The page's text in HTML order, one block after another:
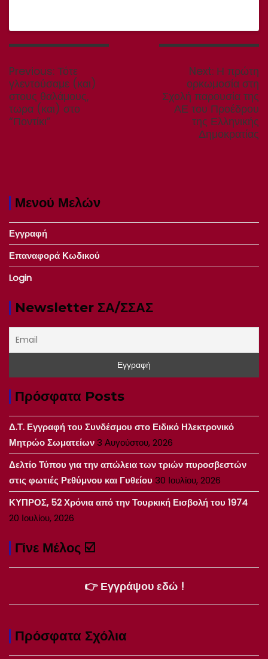
Πλοήγηση
Previous: Previous
post:
Τότε
γλεντούσαμε (και)
στους θαλάμους,
τωρα (και) στο
“Ποντίκι”
Next: Next
post:
Η πρώτη
ορκωμοσία στη
Σχολή παρουσία της
ΑΕ του Προέδρου
της Ελληνικής
Δημοκρατίας
Μενού Μελών
Εγγραφή
Επαναφορά Κωδικού
Login
Newsletter ΣΑ/ΣΣΑΣ
Πρόσφατα Posts
Δ.Τ. Εγγραφή του Συνδέσμου στο Ειδικό Ηλεκτρονικό
Μητρώο Σωματείων3 Αυγούστου, 2026
Δελτίο Τύπου για την απώλεια των τριών πυροσβεστών
στις φωτιές Ρεθύμνου και Γυθείου 30 Ιουλίου, 2026
ΚΥΠΡΟΣ, 52 Χρόνια από την Τουρκική Εισβολή του 1974
20 Ιουλίου, 2026
Γίνε Μέλος ☑️
👉 Εγγράψου εδώ !
Πρόσφατα Σχόλια